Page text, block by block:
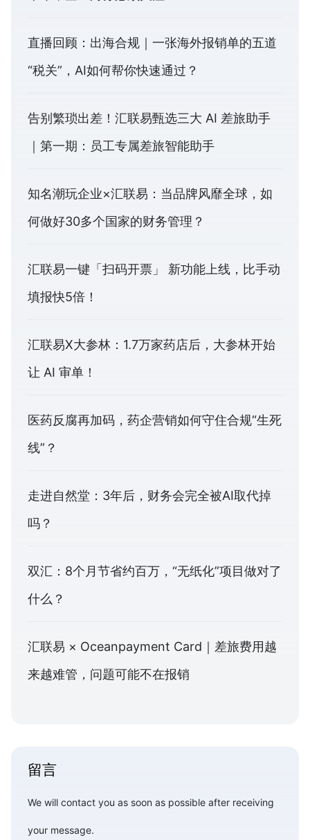
直播回顾：出海合规｜一张海外报销单的五道
“税关”，AI如何帮你快速通过？
告别繁琐出差！汇联易甄选三大 AI 差旅助手
｜第一期：员工专属差旅智能助手
知名潮玩企业×汇联易：当品牌风靡全球，如
何做好30多个国家的财务管理？
汇联易一键「扫码开票」 新功能上线，比手动
填报快5倍！
汇联易X大参林：1.7万家药店后，大参林开始
让 AI 审单！
医药反腐再加码，药企营销如何守住合规“生死
线”？
走进自然堂：3年后，财务会完全被AI取代掉
吗？
双汇：8个月节省约百万，“无纸化”项目做对了
什么？
汇联易 × Oceanpayment Card｜差旅费用越
来越难管，问题可能不在报销
留言
We will contact you as soon as possible after receiving
your message.